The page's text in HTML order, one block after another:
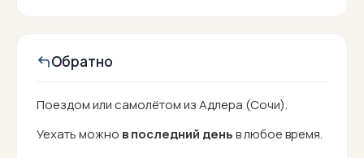
Обратно
Поездом или самолётом из Адлера (Сочи).
Уехать можно в последний деньв любое время.